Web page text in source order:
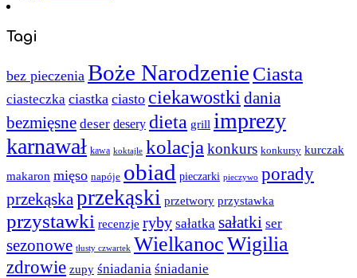
Tagi
bez pieczenia Boże Narodzenie Ciasta
ciasteczka ciastka ciasto ciekawostki dania
bezmięsne deser desery dieta grill imprezy
karnawał kawa koktajle kolacja konkurs konkursy kurczak
makaron mięso napóje obiad pieczarki pieczywo porady
przekąskaprzekąski przetwory przystawka
przystawki recenzje ryby sałatka sałatki ser
sezonowe tłusty czwartek WielkanocWigilia
zdrowie zupy śniadania śniadanie